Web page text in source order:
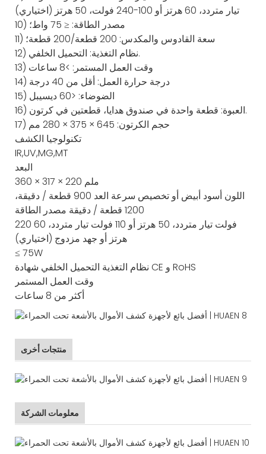
تيار متردد، 60 هرتز أو 100-240 فولت، 50 هرتز (اختياري)
10) مصدر الطاقة: ≤ 75 واط؛
11) سعة القادوس والمكدس: 200 قطعة/200 قطعة؛
12) نظام التغذية: التحميل الخلفي.
13) وقت العمل المستمر: >8 ساعات
14) درجة حرارة العمل: أقل من 40 درجة
15) الضوضاء: <60 ديسيبل
16) العبوة: قطعة واحدة في صندوق هدايا، قطعتين في كرتون.
17) حجم الكرتون: 645 × 375 × 280 مم
تكنولوجيا الكشف
IR,UV,MG,MT
البعد
360 × 317 × 220 ملم
اللون أسود أبيض أو تخصيص سرعة العد
900 قطعة / دقيقة،
1200 قطعة / دقيقة
مصدر الطاقة
220 فولت تيار متردد، 50 هرتز أو 110 فولت تيار متردد، 60
هرتز أو جهد مزدوج (اختياري)
≤ 75W
نظام التغذية التحميل الخلفي شهادة
CE و RoHS
وقت العمل المستمر
أكثر من 8 ساعات
منتجات أخرى
معلومات الشركة